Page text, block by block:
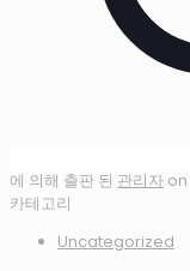
에 의해 출판 된 관리자 on
카테고리
Uncategorized